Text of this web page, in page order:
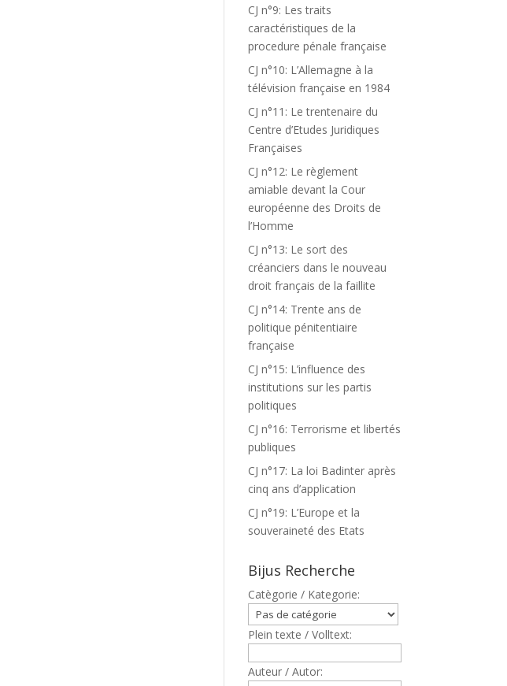
CJ n°9: Les traits
caractéristiques de la
procedure pénale française
CJ n°10: L’Allemagne à la
télévision française en 1984
CJ n°11: Le trentenaire du
Centre d’Etudes Juridiques
Françaises
CJ n°12: Le règlement
amiable devant la Cour
européenne des Droits de
l’Homme
CJ n°13: Le sort des
créanciers dans le nouveau
droit français de la faillite
CJ n°14: Trente ans de
politique pénitentiaire
française
CJ n°15: L’influence des
institutions sur les partis
politiques
CJ n°16: Terrorisme et libertés
publiques
CJ n°17: La loi Badinter après
cinq ans d’application
CJ n°19: L’Europe et la
souveraineté des Etats
Bijus Recherche
Catègorie / Kategorie:
Plein texte / Volltext:
Auteur / Autor: